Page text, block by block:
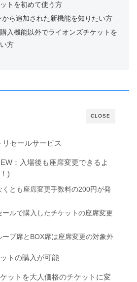
トを初めて使う方
ら追加された新機能を知りたい方
入機能以外でライオンズチケットを
方
CLOSE
セールサービス
：入場後も座席変更できるよ
)
くとも座席変更手数料の200円が発
ールで購入したチケットの座席変更
ープ席とBOX席は座席変更の対象外
トの購入が可能
ットを大人価格のチケットに変